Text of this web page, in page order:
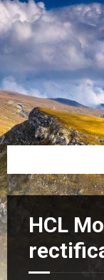
Sari
la
conținut
Salt
la
bara
laterală
stângă
Salt
la
bara
laterală
dreaptă
Salt
la
subsol
HCL